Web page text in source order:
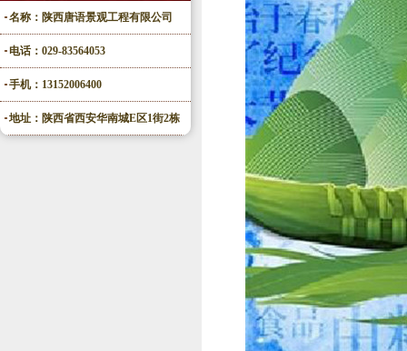
名称：陕西唐语景观工程有限公司
电话：029-83564053
手机：13152006400
地址：陕西省西安华南城E区1街2栋